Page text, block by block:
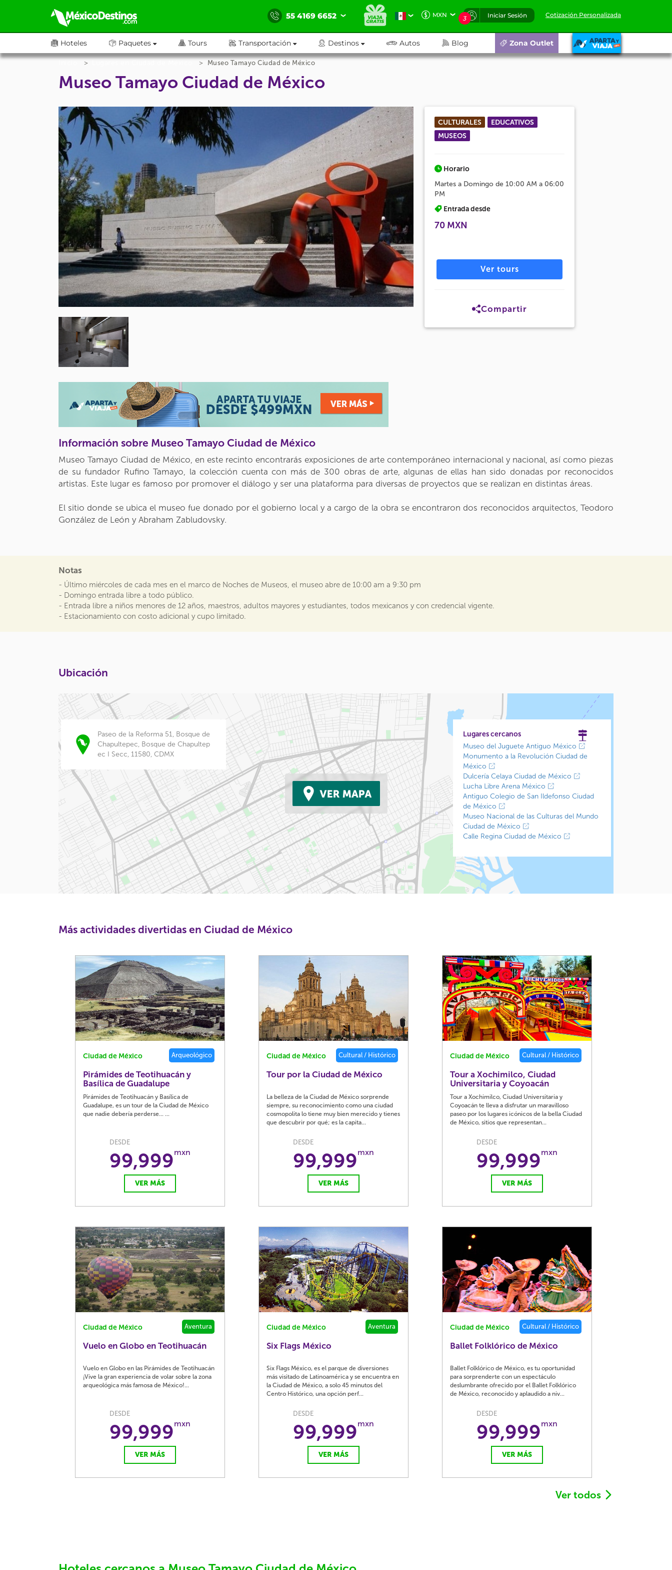
55 4169 6652 MXN 3 Iniciar Sesión Cotización Personalizada
Hoteles Paquetes Tours Transportación Destinos Autos Blog Zona Outlet
Museo Tamayo Ciudad de México
Museo Tamayo Ciudad de México
CULTURALES
EDUCATIVOS
MUSEOS
Horario
Martes a Domingo de 10:00 AM a 06:00
PM
Entrada desde
70 MXN
Ver tours
Compartir
Información sobre Museo Tamayo Ciudad de México
Museo Tamayo Ciudad de México, en este recinto encontrarás exposiciones de arte contemporáneo internacional y nacional, así como piezas
de su fundador Rufino Tamayo, la colección cuenta con más de 300 obras de arte, algunas de ellas han sido donadas por reconocidos
artistas. Este lugar es famoso por promover el diálogo y ser una plataforma para diversas de proyectos que se realizan en distintas áreas.
El sitio donde se ubica el museo fue donado por el gobierno local y a cargo de la obra se encontraron dos reconocidos arquitectos, Teodoro
González de León y Abraham Zabludovsky.
Notas
- Último miércoles de cada mes en el marco de Noches de Museos, el museo abre de 10:00 am a 9:30 pm
- Domingo entrada libre a todo público.
- Entrada libre a niños menores de 12 años, maestros, adultos mayores y estudiantes, todos mexicanos y con credencial vigente.
- Estacionamiento con costo adicional y cupo limitado.
Ubicación
Paseo de la Reforma 51, Bosque de
Chapultepec, Bosque de Chapultep
ec I Secc, 11580, CDMX
Lugares cercanos
Museo del Juguete Antiguo México
Monumento a la Revolución Ciudad de
México
Dulcería Celaya Ciudad de México
Lucha Libre Arena México
Antiguo Colegio de San Ildefonso Ciudad
de México
Museo Nacional de las Culturas del Mundo
Ciudad de México
Calle Regina Ciudad de México
Más actividades divertidas en Ciudad de México
Ciudad de México Arqueológico
Pirámides de Teotihuacán y
Basílica de Guadalupe
Pirámides de Teotihuacán y Basílica de
Guadalupe, es un tour de la Ciudad de México
que nadie debería perderse... ...
DESDE
99,999mxn
VER MÁS
Ciudad de México Cultural / Histórico
Tour por la Ciudad de México
La belleza de la Ciudad de México sorprende
siempre, su reconocimiento como una ciudad
cosmopolita lo tiene muy bien merecido y tienes
que descubrir por qué; es la capita...
DESDE
99,999mxn
VER MÁS
Ciudad de México Cultural / Histórico
Tour a Xochimilco, Ciudad
Universitaria y Coyoacán
Tour a Xochimilco, Ciudad Universitaria y
Coyoacán te lleva a disfrutar un maravilloso
paseo por los lugares icónicos de la bella Ciudad
de México, sitios que representan...
DESDE
99,999mxn
VER MÁS
Ciudad de México Aventura
Vuelo en Globo en Teotihuacán
Vuelo en Globo en las Pirámides de Teotihuacán
¡Vive la gran experiencia de volar sobre la zona
arqueológica más famosa de México!...
DESDE
99,999mxn
VER MÁS
Ciudad de México Aventura
Six Flags México
Six Flags México, es el parque de diversiones
más visitado de Latinoamérica y se encuentra en
la Ciudad de México, a solo 45 minutos del
Centro Histórico, una opción perf...
DESDE
99,999mxn
VER MÁS
Ciudad de México Cultural / Histórico
Ballet Folklórico de México
Ballet Folklórico de México, es tu oportunidad
para sorprenderte con un espectáculo
deslumbrante ofrecido por el Ballet Folklórico
de México, reconocido y aplaudido a niv...
DESDE
99,999mxn
VER MÁS
Ver todos